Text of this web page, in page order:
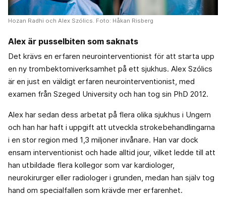
Hozan Radhi och Alex Szólics. Foto: Håkan Risberg
Alex är pusselbiten som saknats
Det krävs en erfaren neurointerventionist för att starta upp
en ny trombektomiverksamhet på ett sjukhus. Alex Szólics
är en just en väldigt erfaren neurointerventionist, med
examen från Szeged University och han tog sin PhD 2012.
Alex har sedan dess arbetat på flera olika sjukhus i Ungern
och han har haft i uppgift att utveckla strokebehandlingarna
i en stor region med 1,3 miljoner invånare. Han var dock
ensam interventionist och hade alltid jour, vilket ledde till att
han utbildade flera kollegor som var kardiologer,
neurokirurger eller radiologer i grunden, medan han själv tog
hand om specialfallen som krävde mer erfarenhet.